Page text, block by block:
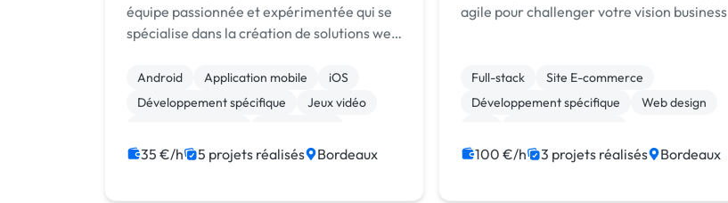
équipe passionnée et expérimentée qui se
spécialise dans la création de solutions web
de notre expertise en matière de
développement d'applications pour divers
Android Application mobile
iOS
Développement spécifique
Jeux vidéo
Drupal
Jakarta EE JavaScript
35 €/h 5 projets réalisés Bordeaux
agile pour challenger votre vision business
Full-stack
Site E-commerce
Développement spécifique
Web design
Création de site internet
100 €/h 3 projets réalisés Bordeaux